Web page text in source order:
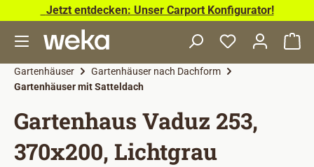
Zum Hauptinhalt springen
Jetzt entdecken: Unser Carport Konfigurator!
Gartenhäuser
Gartenhäuser nach Dachform
Gartenhäuser mit Satteldach
Gartenhaus Vaduz 253,
370x200, Lichtgrau